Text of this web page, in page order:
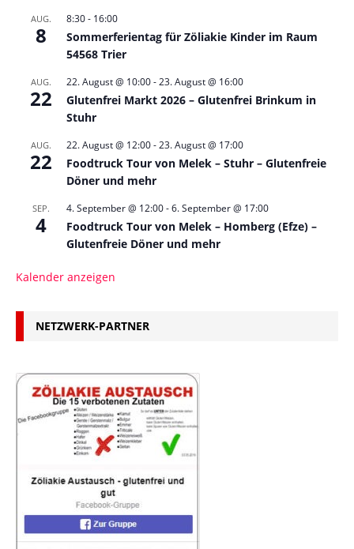
AUG.
8
8:30- 16:00
Sommerferientag für Zöliakie Kinder im Raum
54568 Trier
AUG.
22
22. August @ 10:00-23. August @ 16:00
Glutenfrei Markt 2026 – Glutenfrei Brinkum in
Stuhr
AUG.
22
22. August @ 12:00-23. August @ 17:00
Foodtruck Tour von Melek – Stuhr – Glutenfreie
Döner und mehr
SEP.
4
4. September @ 12:00-6. September @ 17:00
Foodtruck Tour von Melek – Homberg (Efze) –
Glutenfreie Döner und mehr
Kalender anzeigen
NETZWERK-PARTNER